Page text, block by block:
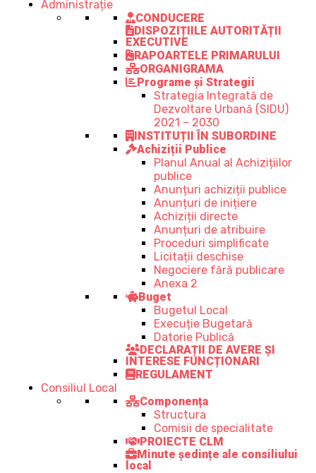
Administrație
CONDUCERE
DISPOZIȚIILE AUTORITĂȚII
EXECUTIVE
RAPOARTELE PRIMARULUI
ORGANIGRAMA
Programe și Strategii
Strategia Integrată de
Dezvoltare Urbană (SIDU)
2021 – 2030
INSTITUȚII ÎN SUBORDINE
Achiziții Publice
Planul Anual al Achizițiilor
publice
Anunțuri achiziții publice
Anunțuri de inițiere
Achiziții directe
Anunțuri de atribuire
Proceduri simplificate
Licitații deschise
Negociere fără publicare
Anexa 2
Buget
Bugetul Local
Execuție Bugetară
Datorie Publică
DECLARAȚII DE AVERE ȘI
INTERESE FUNCȚIONARI
REGULAMENT
Consiliul Local
Componența
Structura
Comisii de specialitate
PROIECTE CLM
Minute ședințe ale consiliului
local